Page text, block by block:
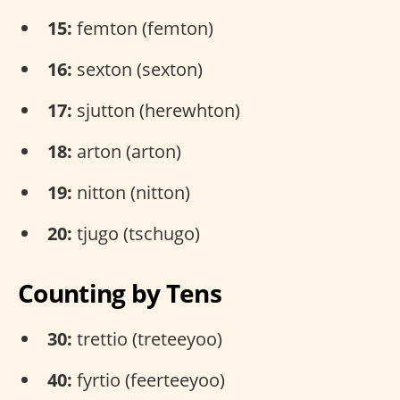
15: femton (femton)
16: sexton (sexton)
17: sjutton (herewhton)
18: arton (arton)
19: nitton (nitton)
20: tjugo (tschugo)
Counting by Tens
30: trettio (treteeyoo)
40: fyrtio (feerteeyoo)